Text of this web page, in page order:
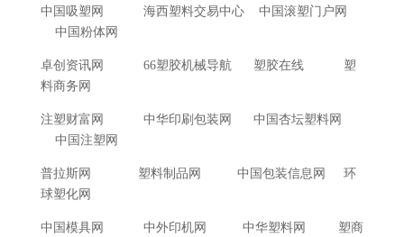
中国吸塑网 海西塑料交易中心 中国滚塑门户网
中国粉体网
卓创资讯网 66塑胶机械导航 塑胶在线 塑
料商务网
注塑财富网 中华印刷包装网 中国杏坛塑料网
中国注塑网
普拉斯网 塑料制品网 中国包装信息网 环
球塑化网
中国模具网 中外印机网 中华塑料网 塑商